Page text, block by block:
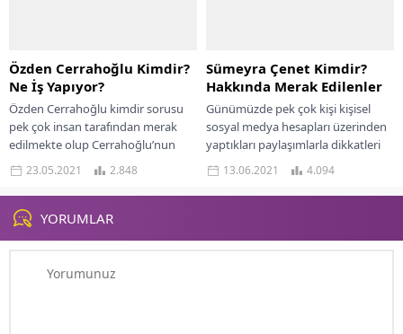
Özden Cerrahoğlu Kimdir?
Ne İş Yapıyor?
Özden Cerrahoğlu kimdir sorusu
pek çok insan tarafından merak
edilmekte olup Cerrahoğlu’nun
yaşamına dair detaylar araştırma
konusu olmaktadır. Sosyal medya...
23.05.2021 2.848
Sümeyra Çenet Kimdir?
Hakkında Merak Edilenler
Günümüzde pek çok kişi kişisel
sosyal medya hesapları üzerinden
yaptıkları paylaşımlarla dikkatleri
üzerine toplamayı başarmıştır. Bu
kişiler, sosyal medya platformları...
13.06.2021 4.094
YORUMLAR